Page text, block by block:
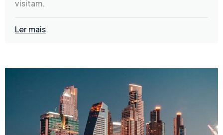
visitam.
Ler mais